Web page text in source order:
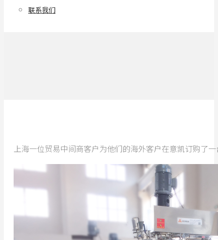
联系我们
上海一位贸易中间商客户为他们的海外客户在意凯订购了